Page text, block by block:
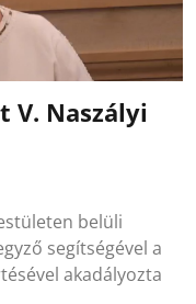
V. Naszályi
belüli
segítségével a
akadályozta